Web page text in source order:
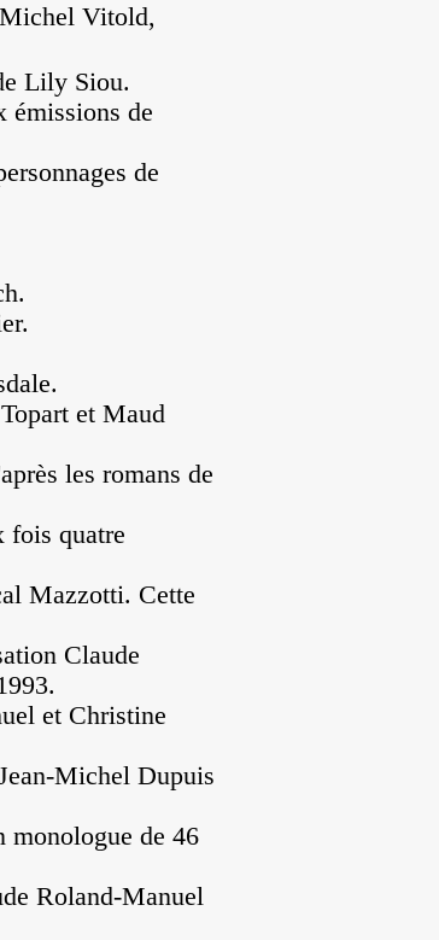
Vitold,
Lily Siou.
émissions de
de
et Maud
les romans de
fois quatre
Mazzotti. Cette
Claude
et Christine
Michel Dupuis
monologue de 46
Roland-Manuel